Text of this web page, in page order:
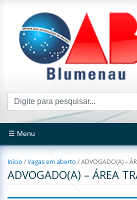
☰ Menu
Início /Vagas em aberto /ADVOGADO(A) –
ADVOGADO(A) – ÁREA